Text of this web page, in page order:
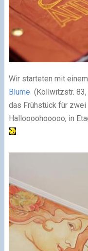
Wir starteten mit
Blume (Kollwitzstr. 83,
das Frühstück für
Halloooohooooo, in